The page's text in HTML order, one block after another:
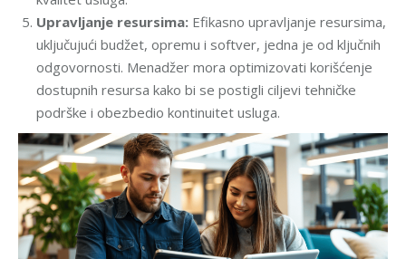
Upravljanje resursima: Efikasno upravljanje resursima,
uključujući budžet, opremu i softver, jedna je od ključnih
odgovornosti. Menadžer mora optimizovati korišćenje
dostupnih resursa kako bi se postigli ciljevi tehničke
podrške i obezbedio kontinuitet usluga.